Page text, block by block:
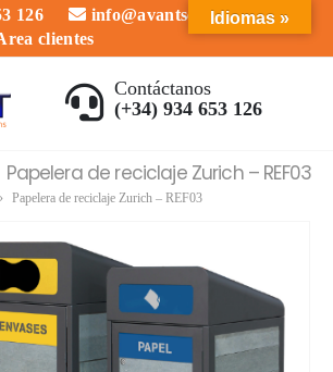
126
info@avantserveis.com
clientes
Contáctanos
(+34) 934 653 126
Papelera de reciclaje Zurich – REF03
Papelera de reciclaje Zurich – REF03
Idiomas »